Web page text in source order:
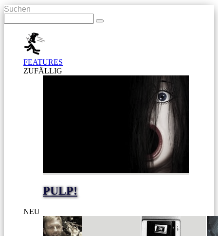
Suchen
FEATURES
ZUFÄLLIG
PULP!
NEU